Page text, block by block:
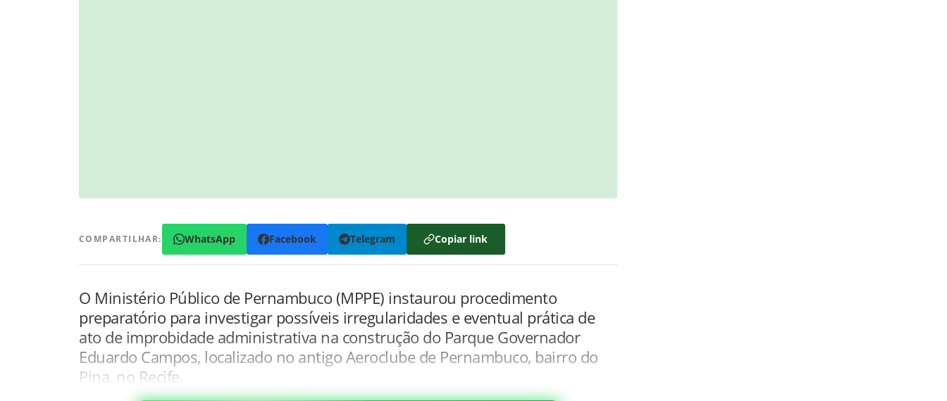
COMPARTILHAR: WhatsApp Facebook Telegram Copiar link
O Ministério Público de Pernambuco (MPPE) instaurou procedimento
preparatório para investigar possíveis irregularidades e eventual prática de
ato de improbidade administrativa na construção do Parque Governador
Eduardo Campos, localizado no antigo Aeroclube de Pernambuco, bairro do
Pina, no Recife.